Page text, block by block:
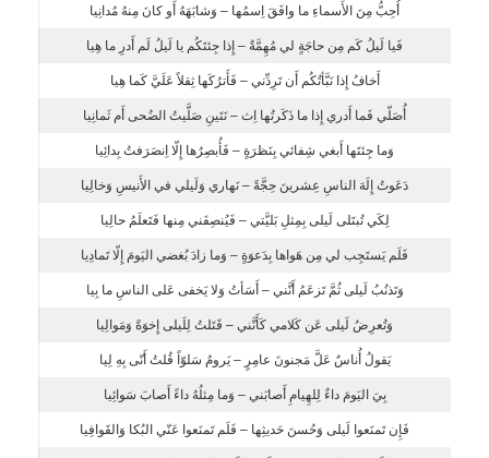
أُحِبُّ مِنَ الأَسماءِ ما وافَقَ اِسمُها – وَشابَهَهُ أَو كانَ مِنهُ مُدانِيا
فَيا لَيلُ كَم مِن حاجَةٍ لي مُهِمَّةٌ – إِذا جِئتَكُم يا لَيلُ لَم أَدرِ ما هِيا
أَخافُ إِذا نَبَّأتُكُم أَن تَرِدِّني – فَأَترُكَها ثِقلاً عَلَيَّ كَما هِيا
أُصَلّي فَما أَدري إِذا ما ذَكَرتُها اِث – نَتَينِ صَلَّيتُ الضُحى أَم ثَمانِيا
وَما جِئتَها أَبغي شِفائي بِنَظرَةٍ – فَأُبصِرُها إِلّا اِنصَرَفتُ بِدائِيا
دَعَوتُ إِلَهَ الناسِ عِشرينَ حِجَّةً – نَهاري وَلَيلي في الأَنيسِ وَخالِيا
لِكَي تُبتَلى لَيلى بِمِثلِ بَليَّتي – فَيُنصِفَني مِنها فَتَعلَمُ حالِيا
فَلَم يَستَجِب لي مِن هَواها بِدَعوَةٍ – وَما زادَ بُغضي اليَومَ إِلّا تَمادِيا
وَتَذنُبُ لَيلى ثُمَّ تَزعَمُ أَنَّني – أَسَأتُ وَلا يَخفى عَلى الناسِ ما بِيا
وَتُعرِضُ لَيلى عَن كَلامي كَأَنَّني – قَتَلتُ لِلَيلى إِخوَةً وَمَوالِيا
يَقولُ أُناسٌ عَلَّ مَجنونَ عامِرٍ – يَرومُ سَلوّاً قُلتُ أَنّى بِهِ لِيا
بِيَ اليَومَ داءٌ لِلهِيامِ أَصابَني – وَما مِثلُهُ داءً أَصابَ سَوائِيا
فَإِن تَمنَعوا لَيلى وَحُسنَ حَديثِها – فَلَم تَمنَعوا عَنّي البُكا وَالقَوافِيا